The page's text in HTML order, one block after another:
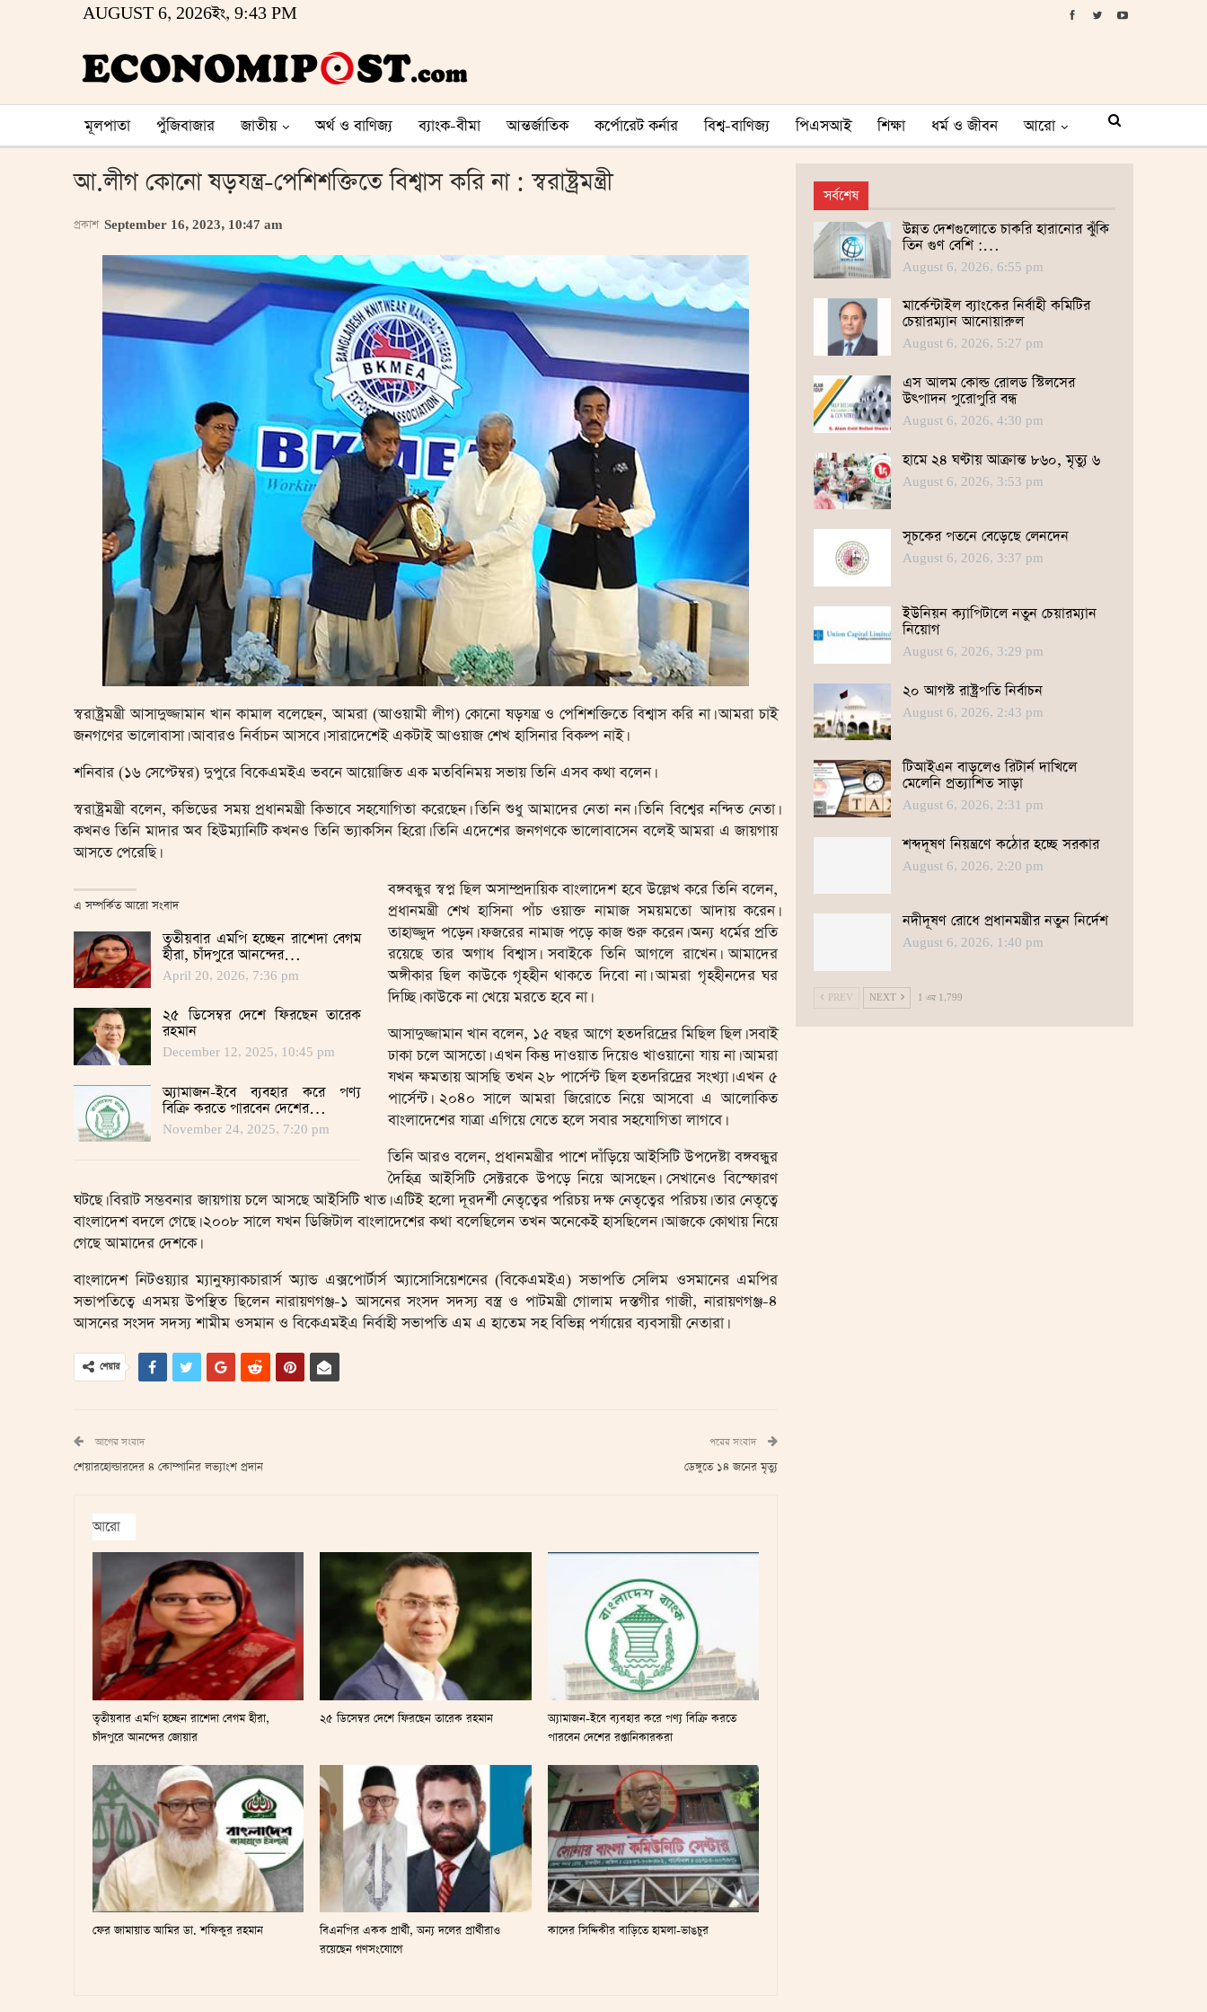
AUGUST 6, 2026ইং, 9:43 PM
মূলপাতা পুঁজিবাজার জাতীয় অর্থ ও বাণিজ্য ব্যাংক-বীমা আন্তর্জাতিক কর্পোরেট কর্নার বিশ্ব-বাণিজ্য পিএসআই শিক্ষা ধর্ম ও জীবন আরো
আ.লীগ কোনো ষড়যন্ত্র-পেশিশক্তিতে বিশ্বাস করি না : স্বরাষ্ট্রমন্ত্রী
প্রকাশ September 16, 2023, 10:47 am
স্বরাষ্ট্রমন্ত্রী আসাদুজ্জামান খান কামাল বলেছেন, আমরা (আওয়ামী লীগ) কোনো ষড়যন্ত্র ও পেশিশক্তিতে বিশ্বাস করি না। আমরা চাই
জনগণের ভালোবাসা। আবারও নির্বাচন আসবে। সারাদেশেই একটাই আওয়াজ শেখ হাসিনার বিকল্প নাই।
শনিবার (১৬ সেপ্টেম্বর) দুপুরে বিকেএমইএ ভবনে আয়োজিত এক মতবিনিময় সভায় তিনি এসব কথা বলেন।
স্বরাষ্ট্রমন্ত্রী বলেন, কভিডের সময় প্রধানমন্ত্রী কিভাবে সহযোগিতা করেছেন। তিনি শুধু আমাদের নেতা নন। তিনি বিশ্বের নন্দিত নেতা।
কখনও তিনি মাদার অব হিউম্যানিটি কখনও তিনি ভ্যাকসিন হিরো। তিনি এদেশের জনগণকে ভালোবাসেন বলেই আমরা এ জায়গায়
আসতে পেরেছি।
এ সম্পর্কিত আরো সংবাদ
তৃতীয়বার এমপি হচ্ছেন রাশেদা বেগম
হীরা, চাঁদপুরে আনন্দের…
April 20, 2026, 7:36 pm
২৫ ডিসেম্বর দেশে ফিরছেন তারেক
রহমান
December 12, 2025, 10:45 pm
অ্যামাজন-ইবে ব্যবহার করে পণ্য
বিক্রি করতে পারবেন দেশের…
November 24, 2025, 7:20 pm
বঙ্গবন্ধুর স্বপ্ন ছিল অসাম্প্রদায়িক বাংলাদেশ হবে উল্লেখ করে তিনি বলেন,
প্রধানমন্ত্রী শেখ হাসিনা পাঁচ ওয়াক্ত নামাজ সময়মতো আদায় করেন।
তাহাজ্জুদ পড়েন। ফজরের নামাজ পড়ে কাজ শুরু করেন। অন্য ধর্মের প্রতি
রয়েছে তার অগাধ বিশ্বাস। সবাইকে তিনি আগলে রাখেন। আমাদের
অঙ্গীকার ছিল কাউকে গৃহহীন থাকতে দিবো না। আমরা গৃহহীনদের ঘর
দিচ্ছি। কাউকে না খেয়ে মরতে হবে না।
আসাদুজ্জামান খান বলেন, ১৫ বছর আগে হতদরিদ্রের মিছিল ছিল। সবাই
ঢাকা চলে আসতো। এখন কিন্তু দাওয়াত দিয়েও খাওয়ানো যায় না। আমরা
যখন ক্ষমতায় আসছি তখন ২৮ পার্সেন্ট ছিল হতদরিদ্রের সংখ্যা। এখন ৫
পার্সেন্ট। ২০৪০ সালে আমরা জিরোতে নিয়ে আসবো এ আলোকিত
বাংলাদেশের যাত্রা এগিয়ে যেতে হলে সবার সহযোগিতা লাগবে।
তিনি আরও বলেন, প্রধানমন্ত্রীর পাশে দাঁড়িয়ে আইসিটি উপদেষ্টা বঙ্গবন্ধুর
দৈহিত্র আইসিটি সেক্টরকে উপড়ে নিয়ে আসছেন। সেখানেও বিস্ফোরণ
ঘটছে। বিরাট সম্ভবনার জায়গায় চলে আসছে আইসিটি খাত। এটিই হলো দূরদর্শী নেতৃত্বের পরিচয় দক্ষ নেতৃত্বের পরিচয়। তার নেতৃত্বে
বাংলাদেশ বদলে গেছে। ২০০৮ সালে যখন ডিজিটাল বাংলাদেশের কথা বলেছিলেন তখন অনেকেই হাসছিলেন। আজকে কোথায় নিয়ে
গেছে আমাদের দেশকে।
বাংলাদেশ নিটওয়্যার ম্যানুফ্যাকচারার্স অ্যান্ড এক্সপোর্টার্স অ্যাসোসিয়েশনের (বিকেএমইএ) সভাপতি সেলিম ওসমানের এমপির
সভাপতিত্বে এসময় উপস্থিত ছিলেন নারায়ণগঞ্জ-১ আসনের সংসদ সদস্য বস্ত্র ও পাটমন্ত্রী গোলাম দস্তগীর গাজী, নারায়ণগঞ্জ-৪
আসনের সংসদ সদস্য শামীম ওসমান ও বিকেএমইএ নির্বাহী সভাপতি এম এ হাতেম সহ বিভিন্ন পর্যায়ের ব্যবসায়ী নেতারা।
শেয়ার
আগের সংবাদ
শেয়ারহোল্ডারদের ৪ কোম্পানির লভ্যাংশ প্রদান
পরের সংবাদ
ডেঙ্গুতে ১৪ জনের মৃত্যু
আরো
তৃতীয়বার এমপি হচ্ছেন রাশেদা বেগম হীরা,
চাঁদপুরে আনন্দের জোয়ার
২৫ ডিসেম্বর দেশে ফিরছেন তারেক রহমান
অ্যামাজন-ইবে ব্যবহার করে পণ্য বিক্রি করতে
পারবেন দেশের রপ্তানিকারকরা
ফের জামায়াত আমির ডা. শফিকুর রহমান
বিএনপির একক প্রার্থী, অন্য দলের প্রার্থীরাও
রয়েছেন গণসংযোগে
কাদের সিদ্দিকীর বাড়িতে হামলা-ভাঙচুর
সর্বশেষ
উন্নত দেশগুলোতে চাকরি হারানোর ঝুঁকি
তিন গুণ বেশি :…
August 6, 2026, 6:55 pm
মার্কেন্টাইল ব্যাংকের নির্বাহী কমিটির
চেয়ারম্যান আনোয়ারুল
August 6, 2026, 5:27 pm
এস আলম কোল্ড রোলড স্টিলসের
উৎপাদন পুরোপুরি বন্ধ
August 6, 2026, 4:30 pm
হামে ২৪ ঘণ্টায় আক্রান্ত ৮৬০, মৃত্যু ৬
August 6, 2026, 3:53 pm
সূচকের পতনে বেড়েছে লেনদেন
August 6, 2026, 3:37 pm
ইউনিয়ন ক্যাপিটালে নতুন চেয়ারম্যান
নিয়োগ
August 6, 2026, 3:29 pm
২০ আগস্ট রাষ্ট্রপতি নির্বাচন
August 6, 2026, 2:43 pm
টিআইএন বাড়লেও রিটার্ন দাখিলে
মেলেনি প্রত্যাশিত সাড়া
August 6, 2026, 2:31 pm
শব্দদূষণ নিয়ন্ত্রণে কঠোর হচ্ছে সরকার
August 6, 2026, 2:20 pm
নদীদূষণ রোধে প্রধানমন্ত্রীর নতুন নির্দেশ
August 6, 2026, 1:40 pm
PREV NEXT 1 এর 1,799